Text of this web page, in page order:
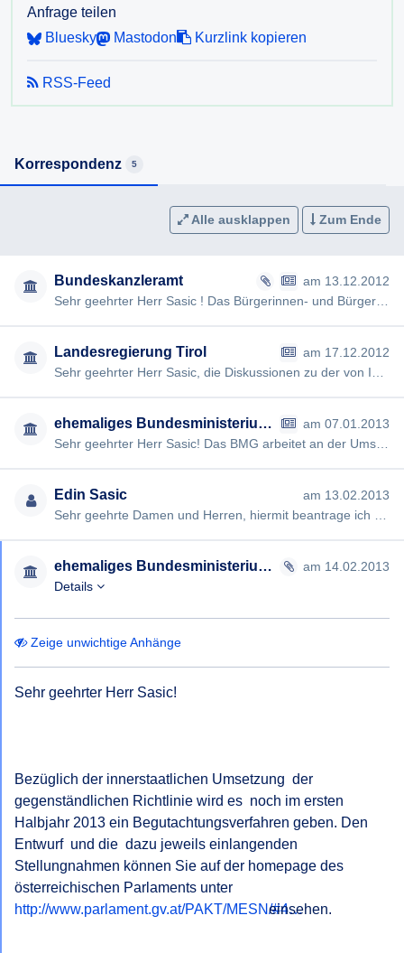
Anfrage teilen
Bluesky
Mastodon Kurzlink kopieren
RSS-Feed
Korrespondenz 5
Alle ausklappen Zum Ende
Bundeskanzleramt
am 13.12.2012
Landesregierung Tirol
am 17.12.2012
ehemaliges Bundesministerium für Gesundheit
am 07.01.2013
Edin Sasic
am 13.02.2013
ehemaliges Bundesministerium für Gesundheit
am 14.02.2013
Details
Zeige unwichtige Anhänge
Sehr geehrter Herr Sasic!
Bezüglich der innerstaatlichen Umsetzung  der
gegenständlichen Richtlinie wird es  noch im ersten
Halbjahr 2013 ein Begutachtungsverfahren geben. Den
Entwurf  und die  dazu jeweils einlangenden
Stellungnahmen können Sie auf der homepage des
österreichischen Parlaments unter
http://www.parlament.gv.at/PAKT/MESN/#4…
   einsehen.